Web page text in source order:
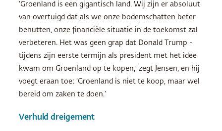
‘Groenland is een gigantisch land. Wij zijn er absoluut
van overtuigd dat als we onze bodemschatten beter
benutten, onze financiële situatie in de toekomst zal
verbeteren. Het was geen grap dat Donald Trump ­
tijdens zijn eerste termijn als president met het idee
kwam om Groenland op te kopen,’ zegt Jensen, en hij
voegt eraan toe: ‘Groenland is niet te koop, maar wel
bereid om zaken te doen.’
Verhuld dreigement